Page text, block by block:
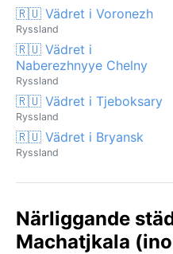
🇷🇺 Vädret i Voronezh
Ryssland
🇷🇺 Vädret i
Naberezhnyye Chelny
Ryssland
🇷🇺 Vädret i Tjeboksary
Ryssland
🇷🇺 Vädret i Bryansk
Ryssland
Närliggande
Machatjkala